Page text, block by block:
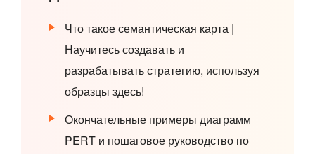
Что такое семантическая карта |
Научитесь создавать и
разрабатывать стратегию, используя
образцы здесь!
Окончательные примеры диаграмм
PERT и пошаговое руководство по